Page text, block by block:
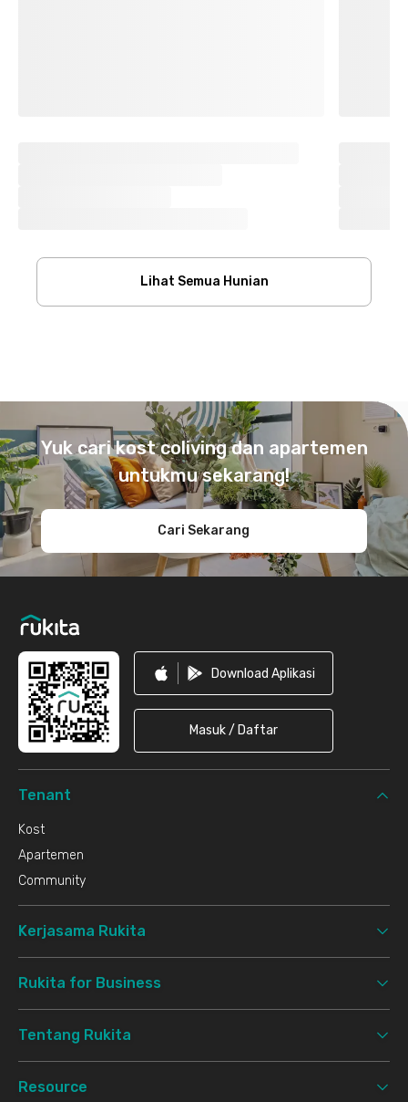
Lihat Semua Hunian
Yuk cari kost coliving dan apartemen
untukmu sekarang!
Cari Sekarang
Download Aplikasi
Masuk / Daftar
Tenant
Kost
Apartemen
Community
Kerjasama Rukita
Rukita for Business
Tentang Rukita
Resource